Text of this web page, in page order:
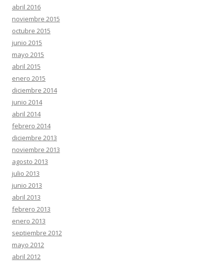
abril 2016
noviembre 2015
octubre 2015
junio 2015
mayo 2015
abril 2015
enero 2015
diciembre 2014
junio 2014
abril 2014
febrero 2014
diciembre 2013
noviembre 2013
agosto 2013
julio 2013
junio 2013
abril 2013
febrero 2013
enero 2013
septiembre 2012
mayo 2012
abril 2012